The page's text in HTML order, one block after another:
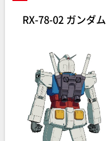
RX-78-02 ガンダム